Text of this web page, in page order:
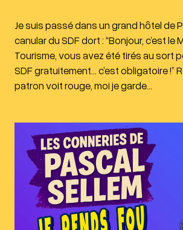
Je suis passé dans un grand hôtel de
canular du SDF dort : “Bonjour, c’est le
Tourisme, vous avez été tirés au sort
SDF gratuitement… c’est obligatoire !”
patron voit rouge, moi je garde…